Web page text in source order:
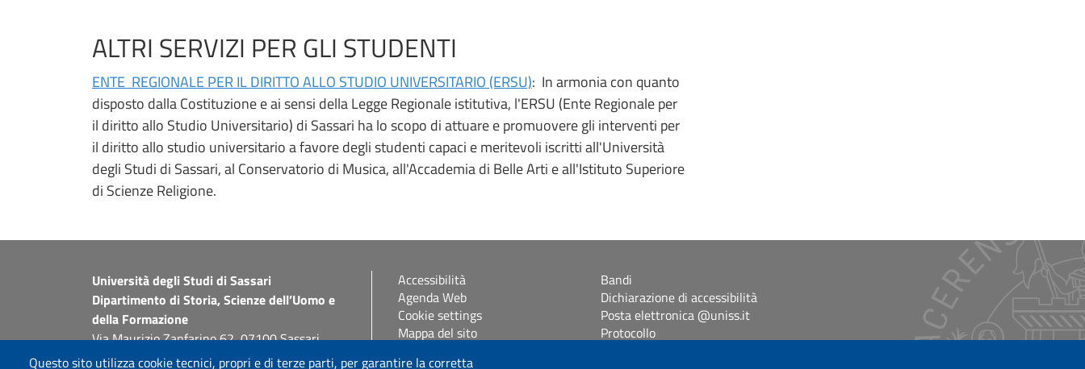
Questo sito utilizza cookie tecnici, propri e di terze parti, per garantire la corretta
ALTRI SERVIZI PER GLI STUDENTI
ENTE REGIONALE PER IL DIRITTO ALLO STUDIO UNIVERSITARIO (ERSU): In armonia con quanto
disposto dalla Costituzione e ai sensi della Legge Regionale istitutiva, l'ERSU (Ente Regionale per
il diritto allo Studio Universitario) di Sassari ha lo scopo di attuare e promuovere gli interventi per
il diritto allo studio universitario a favore degli studenti capaci e meritevoli iscritti all'Università
degli Studi di Sassari, al Conservatorio di Musica, all'Accademia di Belle Arti e all'Istituto Superiore
di Scienze Religione.
Università degli Studi di Sassari
Dipartimento di Storia, Scienze dell’Uomo e
della Formazione
Via Maurizio Zanfarino 62, 07100 Sassari
PEC: dip.storia.scienze.formazione@pec.uniss.it
Accessibilità
Agenda Web
Cookie settings
Mappa del sito
Bandi
Dichiarazione di accessibilità
Posta elettronica @uniss.it
Protocollo